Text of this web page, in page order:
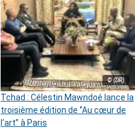
© (DR)
Tchad : Célestin Mawndoé lance la
troisième édition de ‘’Au cœur de
l’art’’ à Paris